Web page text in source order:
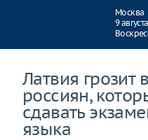
Москва
9
Латвия грозит
россиян,
сдавать
языка